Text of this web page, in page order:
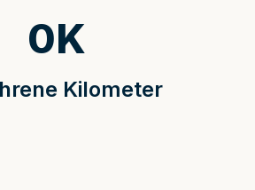
Kilometer
0K